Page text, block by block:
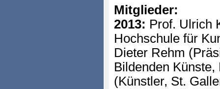
Mitglieder:
2013: Prof. Ulrich
Hochschule für
Dieter Rehm
Bildenden
(Künstler, St.